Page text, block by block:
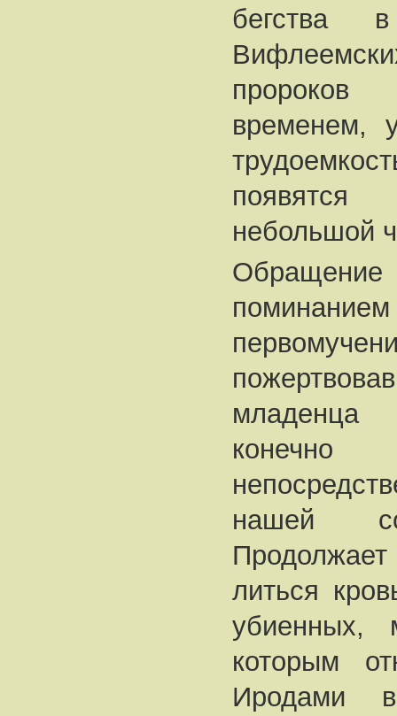
бегства
временем,
небольшой
младенца
нашей
литься
убиенных,
которым
Иродами